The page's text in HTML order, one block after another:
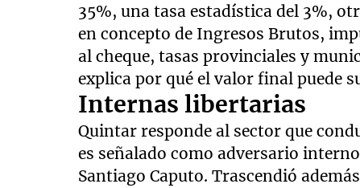
35%, una tasa estadística del 3%,
en concepto de Ingresos Brutos,
al cheque, tasas provinciales y
explica por qué el valor final puede
Internas libertarias
Quintar responde al sector que
es señalado como adversario
Santiago Caputo. Trascendió